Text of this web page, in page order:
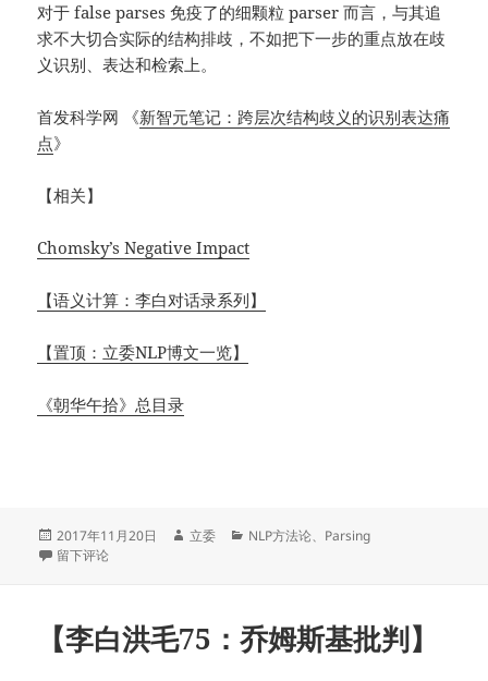
对于 false parses 免疫了的细颗粒 parser 而言，与其追
求不大切合实际的结构排歧，不如把下一步的重点放在歧
义识别、表达和检索上。
首发科学网 《新智元笔记：跨层次结构歧义的识别表达痛
点》
【相关】
Chomsky’s Negative Impact
【语义计算：李白对话录系列】
【置顶：立委NLP博文一览】
《朝华午拾》总目录
发
布
2017年11月20日
作
立委
分
NLP方法论、 Parsing
于【李白76：跨层次结构歧义的识别表达痛点】
留下评论
【李白洪毛75：乔姆斯基批判】